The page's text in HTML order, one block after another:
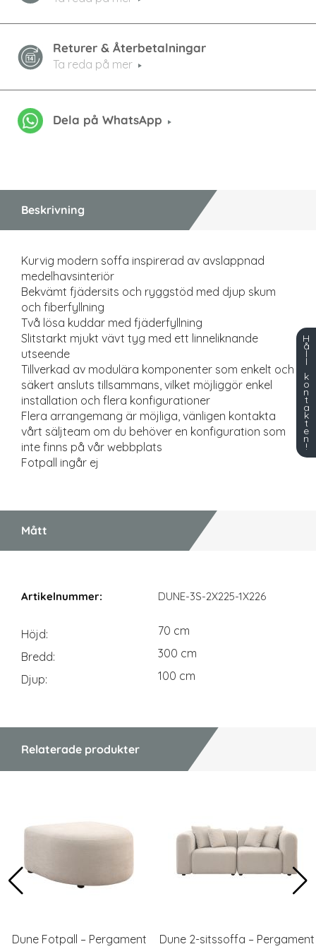
Returer & Återbetalningar
Ta reda på mer
Dela på WhatsApp
Beskrivning
Kurvig modern soffa inspirerad av avslappnad
medelhavsinteriör
Bekvämt fjädersits och ryggstöd med djup skum
och fiberfyllning
Två lösa kuddar med fjäderfyllning
Slitstarkt mjukt vävt tyg med ett linneliknande
utseende
Tillverkad av modulära komponenter som enkelt och
säkert ansluts tillsammans, vilket möjliggör enkel
installation och flera konfigurationer
Flera arrangemang är möjliga, vänligen kontakta
vårt säljteam om du behöver en konfiguration som
inte finns på vår webbplats
Fotpall ingår ej
Mått
DUNE-3S-2X225-1X226
Höjd
70 cm
Bredd
300 cm
Djup
100 cm
Relaterade produkter
Dune Fotpall – Pergament Dune 2-sitssoffa – Pergament
H
å
l
l
k
o
n
t
a
k
t
e
n
!